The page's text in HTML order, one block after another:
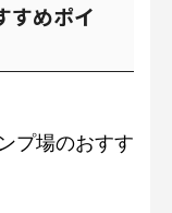
すめポイ
プ場のおすす